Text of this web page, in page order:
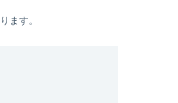
ます。